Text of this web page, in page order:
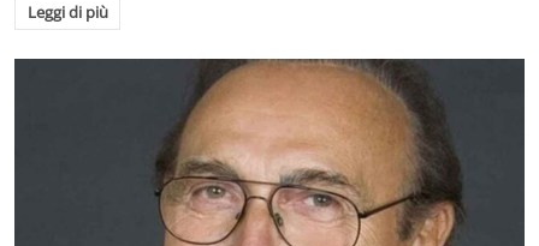
Leggi di più